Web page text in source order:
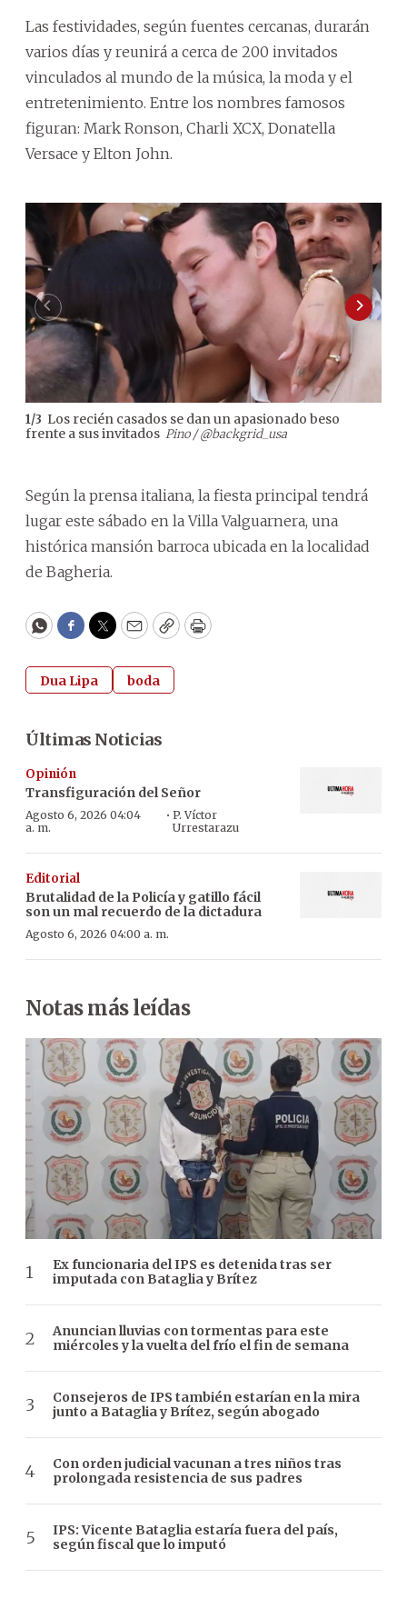
Las festividades, según fuentes cercanas, durarán
varios días y reunirá a cerca de 200 invitados
vinculados al mundo de la música, la moda y el
entretenimiento. Entre los nombres famosos
figuran: Mark Ronson, Charli XCX, Donatella
Versace y Elton John.
1/3 Los recién casados se dan un apasionado beso
frente a sus invitados Pino / @backgrid_usa
Según la prensa italiana, la fiesta principal tendrá
lugar este sábado en la Villa Valguarnera, una
histórica mansión barroca ubicada en la localidad
de Bagheria.
WhatsApp
Facebook
Twitter
EmailCopyPrint
Dua Lipa boda
Últimas Noticias
Opinión
Transfiguración del Señor
Agosto 6, 2026 04:04
a. m.
· P. Víctor
Urrestarazu
Editorial
Brutalidad de la Policía y gatillo fácil
son un mal recuerdo de la dictadura
Agosto 6, 2026 04:00 a. m.
Notas más leídas
Ex funcionaria del IPS es detenida tras ser
imputada con Bataglia y Brítez
Anuncian lluvias con tormentas para este
miércoles y la vuelta del frío el fin de semana
Consejeros de IPS también estarían en la mira
junto a Bataglia y Brítez, según abogado
Con orden judicial vacunan a tres niños tras
prolongada resistencia de sus padres
IPS: Vicente Bataglia estaría fuera del país,
según fiscal que lo imputó